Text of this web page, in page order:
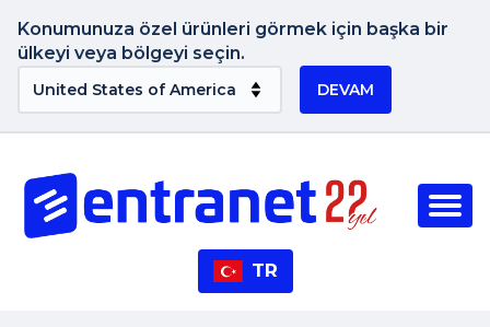
Konumunuza özel ürünleri görmek için başka bir
ülkeyi veya bölgeyi seçin.
DEVAM
TR